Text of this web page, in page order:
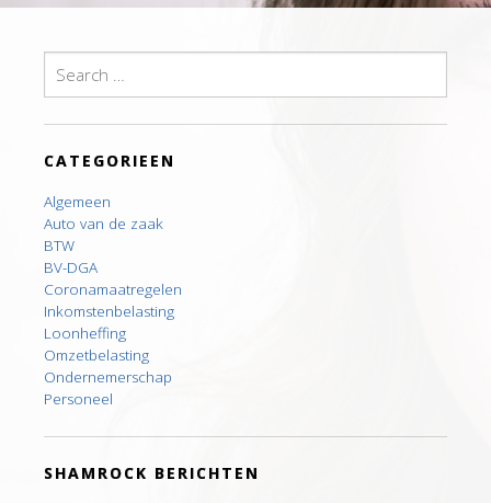
for:
CATEGORIEEN
Algemeen
Auto van de zaak
BTW
BV-DGA
Coronamaatregelen
Inkomstenbelasting
Loonheffing
Omzetbelasting
Ondernemerschap
Personeel
SHAMROCK BERICHTEN